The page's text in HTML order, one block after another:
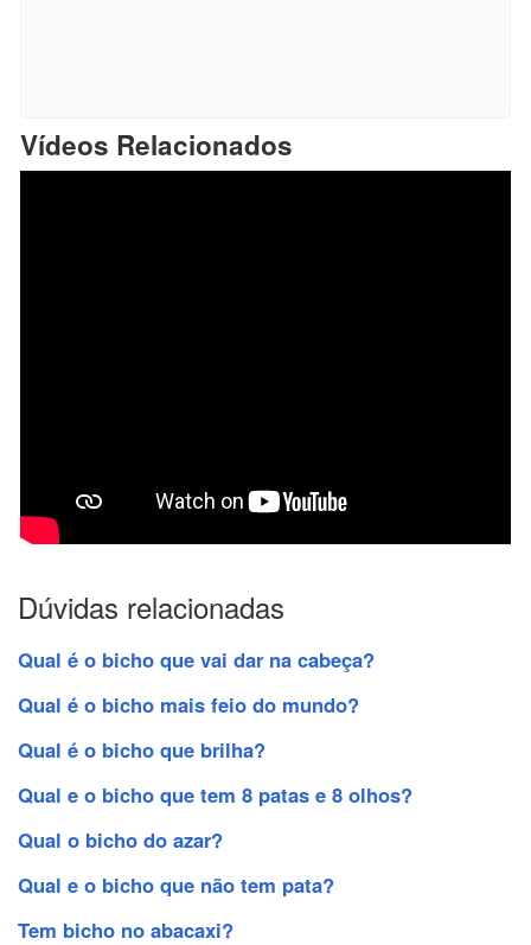
Vídeos Relacionados
Dúvidas relacionadas
Qual é o bicho que vai dar na cabeça?
Qual é o bicho mais feio do mundo?
Qual é o bicho que brilha?
Qual e o bicho que tem 8 patas e 8 olhos?
Qual o bicho do azar?
Qual e o bicho que não tem pata?
Tem bicho no abacaxi?